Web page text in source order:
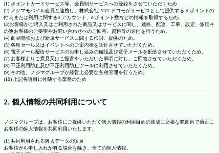
(1) ポイントカードサービス等、会員制サービスへの登録をさせていただくため
(2) ノジマモバイル会員と連携し、株式会社 NTT ドコモがサービスとして提供する d ポイントの
付与または利用に関するd アカウント、d ポイント数などの情報を取得するため。
(3)お客様がご購入又はご利用された商品又はサービスに関し、連絡、配達、工事、設定、修理そ
の他お客様のご要望やお問い合わせへのご回答、資料等の送付を行うため。
(4) 商品開発および新規サービスに関する検討、提供のため。
(5) 各種セール又はイベントへのご案内状を送付させていただくため。
(6) 電子メール配信サービスのお申し込みの確認及び電子メールを配信させていただくため。
(7) お客様よりご意見又はご提言をいただいた事項に対し、ご回答させていただくため。
(8) 不正利用防止及び不正利用防止ツールに利用させていただくため。
(9) その他、ノジマグループが経営上必要な各種管理を行うため。
(10) 上記各項目に付随する業務のため
2. 個人情報の共同利用について
ノジマグループは、お客様にご提供いただく個人情報の利用目的の達成に必要な範囲内で適正に
お客様の個人情報を共同利用いたします。
(1) 共同利用される個人データの項目
お客様から申し入れが有る場合を除き、全ての個人情報。